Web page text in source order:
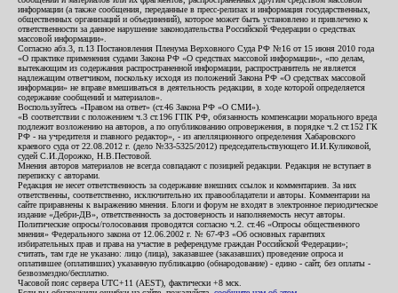
информации (а также сообщения, переданные в пресс-релизах и информация государственных,
общественных организаций и объединений), которое может быть установлено и привлечено к
ответственности за данное нарушение законодательства Российской Федерации о средствах
массовой информации».
Согласно абз.3, п.13 Постановления Пленума Верховного Суда РФ №16 от 15 июня 2010 года
«О практике применения судами Закона РФ «О средствах массовой информации», «по делам,
вытекающим из содержания распространенной информации, распространитель не является
надлежащим ответчиком, поскольку исходя из положений Закона РФ «О средствах массовой
информации» не вправе вмешиваться в деятельность редакции, в ходе которой определяется
содержание сообщений и материалов».
Воспользуйтесь «Правом на ответ» (ст.46 Закона РФ «О СМИ»).
«В соответствии с положением ч.3 ст.196 ГПК РФ, обязанность компенсации морального вреда
подлежит возложению на авторов, а по опубликованию опровержения, в порядке ч.2 ст.152 ГК
РФ - на учредителя и главного редактор», - из апелляционного определения Хабаровского
краевого суда от 22.08.2012 г. (дело №33-5325/2012) председательствующего И.И.Куликовой,
судей С.И.Дорожко, Н.В.Пестовой.
Мнения авторов материалов не всегда совпадают с позицией редакции. Редакция не вступает в
переписку с авторами.
Редакция не несет ответственность за содержание внешних ссылок и комментариев. За них
ответственны, соответственно, исключительно их правообладатели и авторы. Комментарии на
сайте приравнены к выражению мнения. Блоги и форум не входят в электронное периодическое
издание «Дебри-ДВ», ответственность за достоверность и наполняемость несут авторы.
Политические опросы/голосования проводятся согласно ч.2. ст.46 «Опросы общественного
мнения» Федерального закона от 12.06.2002 г. № 67-ФЗ «Об основных гарантиях
избирательных прав и права на участие в референдуме граждан Российской Федерации»;
считать, там где не указано: лицо (лица), заказавшее (заказавших) проведение опроса и
оплатившее (оплативших) указанную публикацию (обнародование) - едино - сайт, без оплаты -
безвозмездно/бесплатно.
Часовой пояс сервера UTC+11 (AEST), фактически +8 мск.